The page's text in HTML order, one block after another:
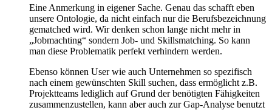
Eine Anmerkung in eigener Sache. Genau das schafft eben
unsere Ontologie, da nicht einfach nur die Berufsbezeichnung
gematched wird. Wir denken schon lange nicht mehr in
„Jobmachting“ sondern Job- und Skillsmatching. So kann
man diese Problematik perfekt verhindern werden.
Ebenso können User wie auch Unternehmen so spezifisch
nach einem gewünschten Skill suchen, dass ermöglicht z.B.
Projektteams lediglich auf Grund der benötigten Fähigkeiten
zusammenzustellen, kann aber auch zur Gap-Analyse benutzt